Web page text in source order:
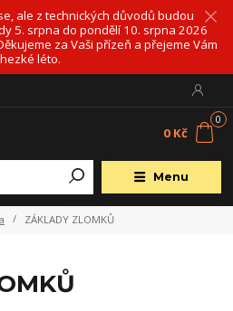
ale z technických důvodů budou
5. srpna do pondělí 10. srpna 2026
za Vaši přízeň a přejeme Vám
hezké léto.
Menu
0
0 Kč
ZÁKLADY ZLOMKŮ